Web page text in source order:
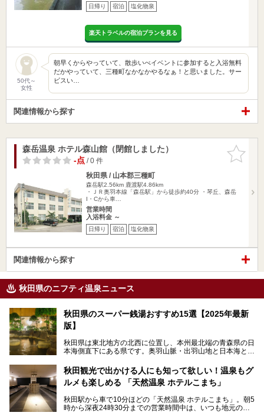
日帰り 宿泊 塩化物泉
楽天トラベルの宿泊プランを見る
50代～
女性
朝早くからやっていて、散歩いべイベントに参加すると入浴無料
だかやっていて、三種町なかなかやるなぁ！と思いました。サー
ビスい…
関連情報から探す
お気に入
りに追加
森岳温泉 ホテル森山館（閉館しました）
-点/ 0 件
秋田県 / 山本郡三種町
森岳駅2.56km 鹿渡駅4.86km
・ＪＲ奥羽本線「森岳駅」から徒歩約40分 ・琴丘、森岳
I・Cから車…
営業時間
入浴料金 ～
日帰り 宿泊 塩化物泉
関連情報から探す
秋田県のニフティ温泉ニュース
秋田県のスーパー銭湯おすすめ15選【2025年最新
版】
秋田県は東北地方の北西に位置し、本州最北端の青森県の日
本海側直下にある県です。奥羽山脈・出羽山地と日本海とい
界自然遺産に登録された白神山地のほか、多くの国立公園・
国定公園を擁しています。
「あきたこまち」に代表される米の生産量は国内第3位。米
ハタハタ・しょっつる（魚醤）といった独特の食材も豊富で
す。
秋田観光で出かける人にも知って欲しい！温泉もグ
ルメも楽しめる 「天然温泉 ホテルこまち」
秋田駅から車で10分ほどの「天然温泉 ホテルこまち」。朝5
時から深夜24時30分までの営業時間中は、いつも地元の人